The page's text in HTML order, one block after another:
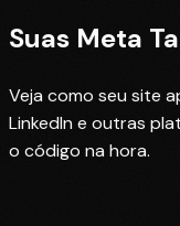
Suas Meta
Veja como seu site
LinkedIn e outras
o código na hora.